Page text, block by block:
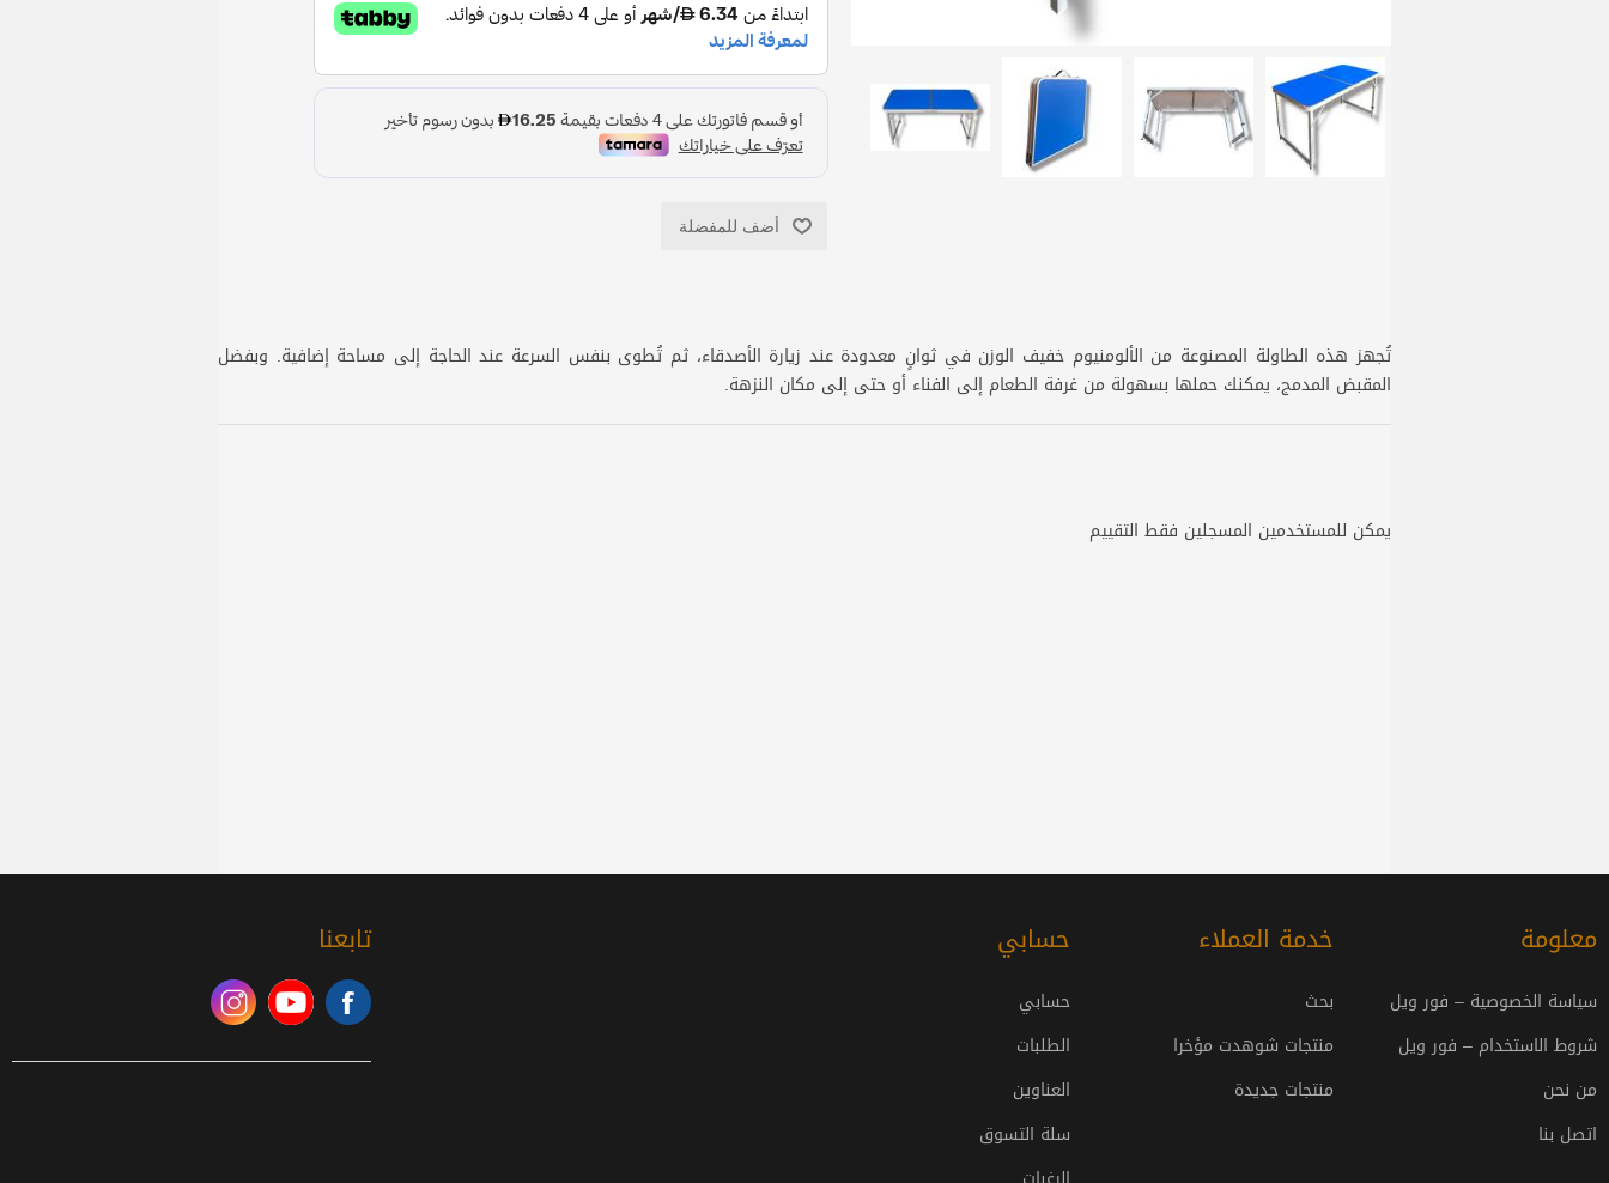
أضف للمفضلة
تُجهز هذه الطاولة المصنوعة من الألومنيوم خفيف الوزن في ثوانٍ معدودة عند زيارة الأصدقاء، ثم تُطوى بنفس السرعة عند الحاجة إلى مساحة إضافية. وبفضل
المقبض المدمج، يمكنك حملها بسهولة من غرفة الطعام إلى الفناء أو حتى إلى مكان النزهة.
يمكن للمستخدمين المسجلين فقط التقييم
معلومة
سياسة الخصوصية – فور ويل
شروط الاستخدام – فور ويل
من نحن
اتصل بنا
خدمة العملاء
بحث
منتجات شوهدت مؤخرا
منتجات جديدة
حسابي
حسابي
الطلبات
العناوين
سلة التسوق
تابعنا